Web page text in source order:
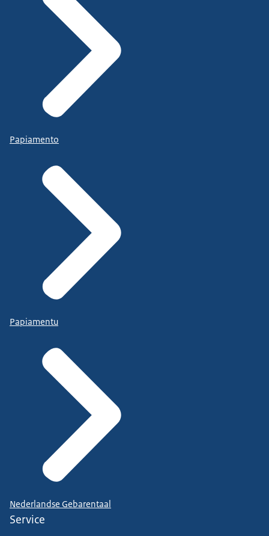
Papiamento
Papiamentu
Nederlandse Gebarentaal
Service